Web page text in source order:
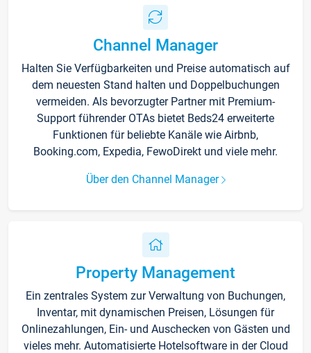
Channel Manager
Halten Sie Verfügbarkeiten und Preise automatisch auf
dem neuesten Stand halten und Doppelbuchungen
vermeiden. Als bevorzugter Partner mit Premium-
Support führender OTAs bietet Beds24 erweiterte
Funktionen für beliebte Kanäle wie Airbnb,
Booking.com, Expedia, FewoDirekt und viele mehr.
Über den Channel Manager
Property Management
Ein zentrales System zur Verwaltung von Buchungen,
Inventar, mit dynamischen Preisen, Lösungen für
Onlinezahlungen, Ein- und Auschecken von Gästen und
vieles mehr. Automatisierte Hotelsoftware in der Cloud